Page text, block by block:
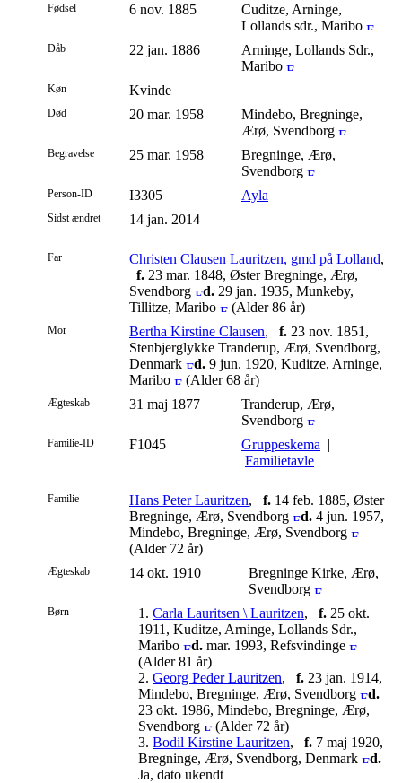
Fødsel 6 nov. 1885
Cuditze, Arninge,
Lollands sdr., Maribo
Dåb 22 jan. 1886
Arninge, Lollands Sdr.,
Maribo
Køn Kvinde
Død 20 mar. 1958
Mindebo, Bregninge,
Ærø, Svendborg
Begravelse 25 mar. 1958
Bregninge, Ærø,
Svendborg
Person-ID I3305 Ayla
Sidst ændret 14 jan. 2014
Far Christen Clausen Lauritzen, gmd på Lolland,
f. 23 mar. 1848, Øster Bregninge, Ærø,
Svendborg
d. 29 jan. 1935, Munkeby,
Tillitze, Maribo
(Alder 86 år)
Mor Bertha Kirstine Clausen, f. 23 nov. 1851,
Stenbjerglykke Tranderup, Ærø, Svendborg,
Denmark
d. 9 jun. 1920, Kuditze, Arninge,
Maribo
(Alder 68 år)
Ægteskab 31 maj 1877
Tranderup, Ærø,
Svendborg
Familie-ID F1045 Gruppeskema |
Familietavle
Familie Hans Peter Lauritzen, f. 14 feb. 1885, Øster
Bregninge, Ærø, Svendborg
d. 4 jun. 1957,
Mindebo, Bregninge, Ærø, Svendborg
(Alder 72 år)
Ægteskab 14 okt. 1910
Bregninge Kirke, Ærø,
Svendborg
Børn 1. Carla Lauritsen \ Lauritzen, f. 25 okt.
1911, Kuditze, Arninge, Lollands Sdr.,
Maribo
d. mar. 1993, Refsvindinge
(Alder 81 år)
2. Georg Peder Lauritzen, f. 23 jan. 1914,
Mindebo, Bregninge, Ærø, Svendborg
d.
23 okt. 1986, Mindebo, Bregninge, Ærø,
Svendborg
(Alder 72 år)
3. Bodil Kirstine Lauritzen, f. 7 maj 1920,
Bregninge, Ærø, Svendborg, Denmark
d.
Ja, dato ukendt